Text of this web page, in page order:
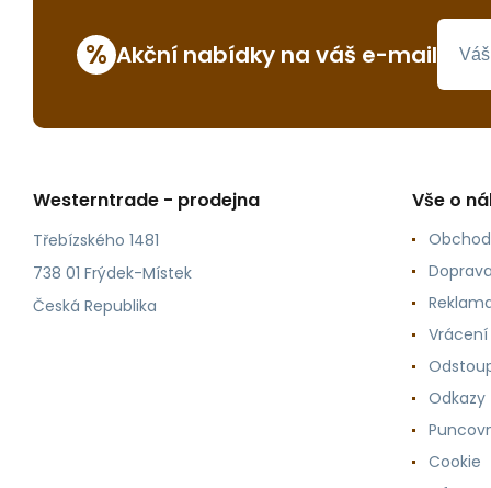
% Akční nabídky na váš e-mail
Westerntrade - prodejna
Třebízského 1481
738 01 Frýdek-Místek
Česká Republika
Vše o
Odkazy
Cookie